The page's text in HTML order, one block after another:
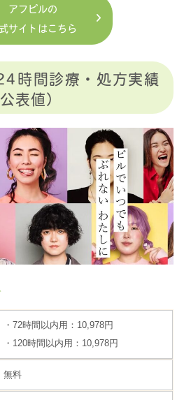
アフピルの
サイトはこちら
時間診療・処方実績
表値）
・72時間以内用：10,978円
・120時間以内用：10,978円
無料